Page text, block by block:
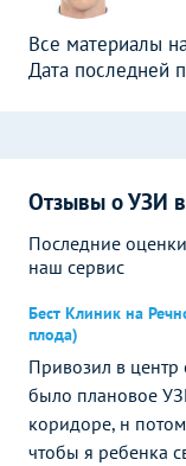
Все материалы
Дата последней
Отзывы о УЗИ
Последние
наш сервис
Бест Клиник на
плода)
Привозил в
было плановое
коридоре, н
чтобы я ребенка